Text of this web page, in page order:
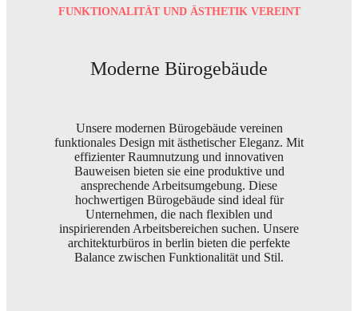
FUNKTIONALITÄT UND ÄSTHETIK VEREINT
Moderne Bürogebäude
Unsere modernen Bürogebäude vereinen
funktionales Design mit ästhetischer Eleganz. Mit
effizienter Raumnutzung und innovativen
Bauweisen bieten sie eine produktive und
ansprechende Arbeitsumgebung. Diese
hochwertigen Bürogebäude sind ideal für
Unternehmen, die nach flexiblen und
inspirierenden Arbeitsbereichen suchen. Unsere
architekturbüros in berlin bieten die perfekte
Balance zwischen Funktionalität und Stil.